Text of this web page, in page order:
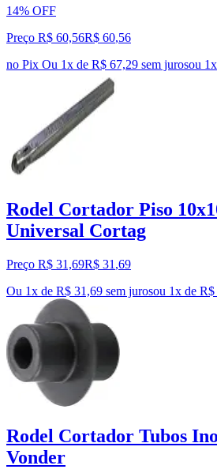
14% OFF
Preço R$ 60,56R$ 60,56
no Pix Ou 1x de R$ 67,29 sem jurosou 1
Rodel Cortador Piso
Universal Cortag
Preço R$ 31,69R$ 31 ,69
Ou 1x de R$ 31,69 sem jurosou 1x de R$
Rodel Cortador Tubos
Vonder